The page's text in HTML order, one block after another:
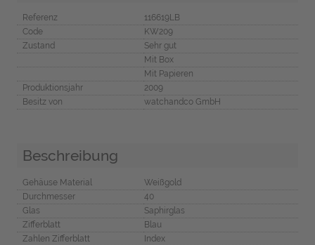
Referenz
116619LB
Code
KW209
Zustand
Sehr gut
Mit Box
Mit Papieren
Produktionsjahr
2009
Besitz von
watchandco GmbH
Beschreibung
Gehäuse Material
Weißgold
Durchmesser
40
Glas
Saphirglas
Zifferblatt
Blau
Zahlen Zifferblatt
Index